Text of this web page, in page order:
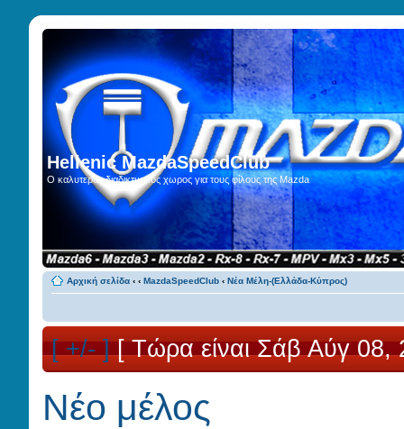
Hellenic MazdaSpeedClub
Ο καλυτερος διαδικτυακος χωρος για τους φίλους της Mazda
Αρχική σελίδα ‹ ‹ MazdaSpeedClub ‹ Νέα Μέλη-(Ελλάδα-Κύπρος)
[ +/- ] [ Τώρα είναι Σάβ Αύγ 08,
Νέο μέλος